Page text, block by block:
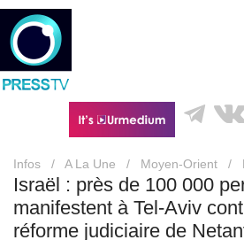
Infos / A La Une / Moyen-Orient /
Israël : près de 100 000
manifestent à Tel-Aviv
réforme judiciaire de